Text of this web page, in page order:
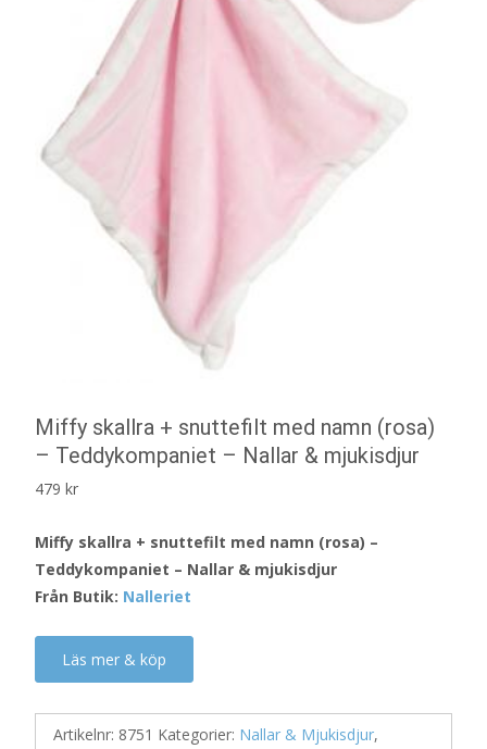
Miffy skallra + snuttefilt med namn (rosa)
– Teddykompaniet – Nallar & mjukisdjur
479 kr
Miffy skallra + snuttefilt med namn (rosa) –
Teddykompaniet – Nallar & mjukisdjur
Från Butik: Nalleriet
Läs mer & köp
Artikelnr: 8751 Kategorier: Nallar & Mjukisdjur,